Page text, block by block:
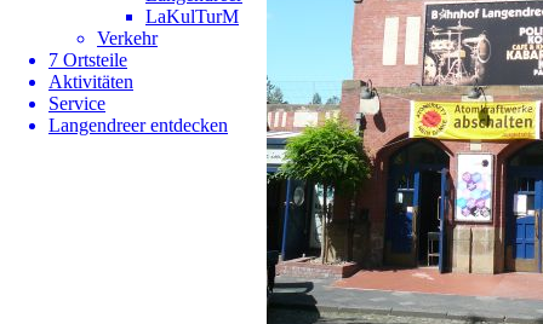
LaKulTurM
Verkehr
7 Ortsteile
Aktivitäten
Service
Langendreer entdecken